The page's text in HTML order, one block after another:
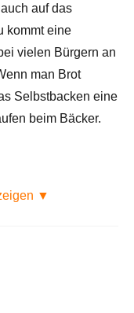
auf das
kommt eine
vielen Bürgern an
man Brot
Selbstbacken eine
beim Bäcker.
▼